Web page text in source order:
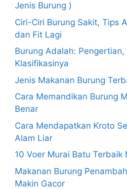
Jenis Burung )
Ciri-Ciri Burung Sakit, Tips
dan Fit Lagi
Burung Adalah:
Klasifikasinya
Jenis Makanan Burung
Cara Memandikan Burung
Benar
Cara Mendapatkan Kroto
Alam Liar
10 Voer Murai Batu Terbaik
Makanan Burung
Makin Gacor